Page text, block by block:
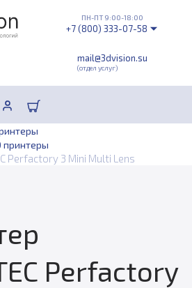
mail@3dvision.su
(отдел услуг)
ПН-ПТ 9:00-18:00
+7 (800) 333-07-58
принтеры
Perfactory 3 Mini Multi Lens
Perfactory